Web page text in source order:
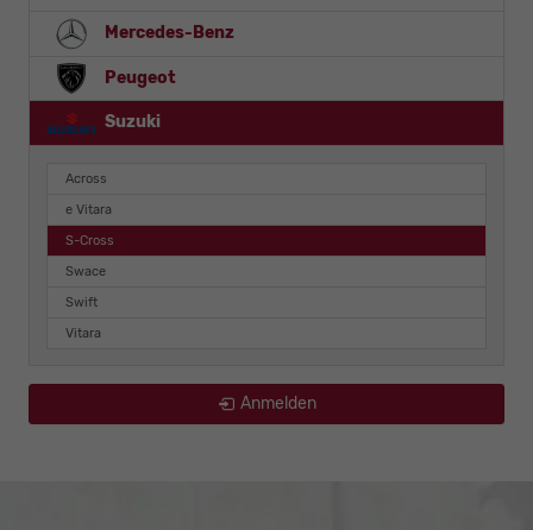
Mercedes-Benz
Peugeot
Suzuki
Across
e Vitara
S-Cross
Swace
Swift
Vitara
Anmelden